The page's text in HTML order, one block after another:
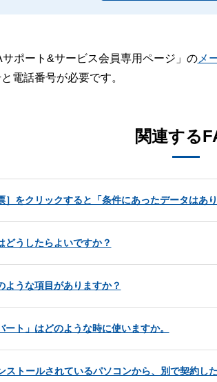
ポート&サービス会員専用ページ」のメ
電話番号が必要です。
関連する
］をクリックすると「条件にあったデータはあ
どうしたらよいですか？
ような項目がありますか？
ト」はどのような時に使いますか。
ストールされているパソコンから、別で契約し